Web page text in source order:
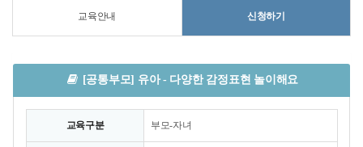
교육안내 신청하기
[공통부모] 유아 - 다양한 감정표현 놀이해요
교육구분 부모-자녀